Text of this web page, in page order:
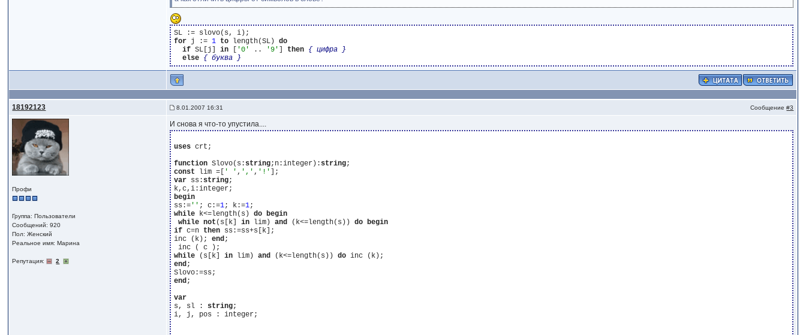
for j := 1 to length(SL) do
if SL[j] in '0' .. '9' then { цифра }
else { буква }
18192123 8.01.2007 16:31 Сообщение#3
Профи
Группа: Пользователи
Сообщений: 920
Пол: Женский
Реальное имя: Марина
Репутация: 2
И снова я что-то упустила....
uses crt;
function Slovo(s:string;n:integer):string
const
lim =[ ' ' , ',' , '!'
var ss:string;
begin
ss:= '' ; c:=1; k:=1
while k<=length(s) do begin
while not (s[k] in lim) and (k<=length(s)) do begin
if c=n then ss:=ss+s[k];
inc (k); end;
while (s[k] in lim) and (k<=length(s)) do
end;
end;
var
s, sl : string;
i, j, pos : integer;